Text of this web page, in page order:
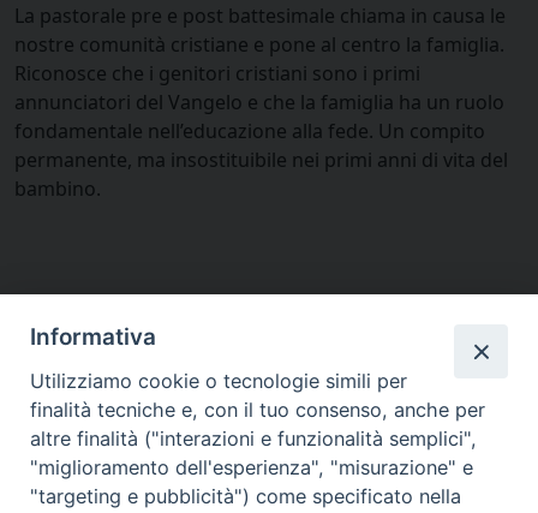
La pastorale pre e post battesimale chiama in causa le
nostre comunità cristiane e pone al centro la famiglia.
Riconosce che i genitori cristiani sono i primi
annunciatori del Vangelo e che la famiglia ha un ruolo
fondamentale nell’educazione alla fede. Un compito
permanente, ma insostituibile nei primi anni di vita del
bambino.
Informativa
Utilizziamo cookie o tecnologie simili per
finalità tecniche e, con il tuo consenso, anche per
altre finalità ("interazioni e funzionalità semplici",
"miglioramento dell'esperienza", "misurazione" e
"targeting e pubblicità") come specificato nella